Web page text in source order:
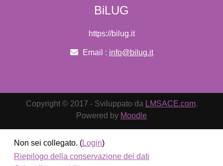
BiLUG
https://bilug.it
Email : info@bilug.it
Copyright © 2017 - Sviluppato da LMSACE.com.
Powered by Moodle
Non sei collegato. (Login)
Riepilogo della conservazione dei dati